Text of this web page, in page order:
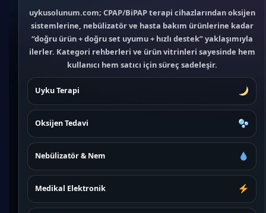
uykusolunum.com; CPAP/BiPAP terapi cihazlarından oksijen
sistemlerine, nebülizatör ve hasta bakım ürünlerine kadar
“doğru ürün + doğru set uyumu + hızlı destek” yaklaşımıyla
ilerler. Kategori rehberleri ve ürün vitrinleri sayesinde hem
kullanıcı hem satıcı için süreç sadeleşir.
Uyku Terapi
Oksijen Tedavi
Nebülizatör & Nem
Medikal Elektronik